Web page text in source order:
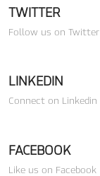
TWITTER
Follow us on Twitter
LINKEDIN
Connect on Linkedin
FACEBOOK
Like us on Facebook